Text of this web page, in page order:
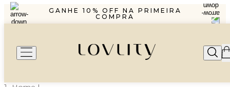
GANHE 10% OFF NA PRIMEIRA
COMPRA
PARCELAMENTO EM ATÉ 6X SEM
R$1299,99 ENVIO PAC
GANHE 10% OFF NA PRIMEIRA